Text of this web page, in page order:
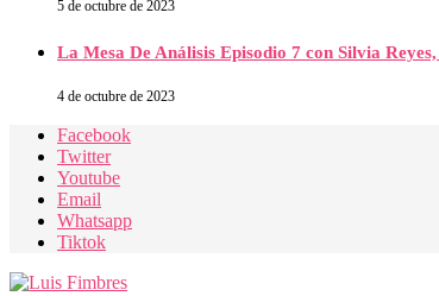
5 de octubre de 2023
La Mesa De Análisis Episodio 7 con Silvia
4 de octubre de 2023
Facebook
Twitter
Youtube
Email
Whatsapp
Tiktok